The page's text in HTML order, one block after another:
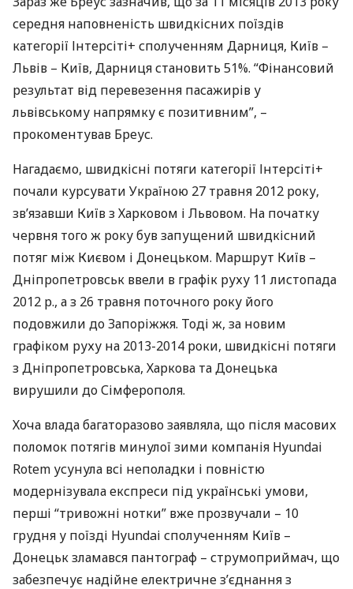
середня наповненість швидкісних поїздів
категорії Інтерсіті+ сполученням Дарниця, Київ –
Львів – Київ, Дарниця становить 51%. “Фінансовий
результат від перевезення пасажирів у
львівському напрямку є позитивним”, –
прокоментував Бреус.
Нагадаємо, швидкісні потяги категорії Інтерсіті+
почали курсувати Україною 27 травня 2012 року,
зв’язавши Київ з Харковом і Львовом. На початку
червня того ж року був запущений швидкісний
потяг між Києвом і Донецьком. Маршрут Київ –
Дніпропетровськ ввели в графік руху 11 листопада
2012 р., а з 26 травня поточного року його
подовжили до Запоріжжя. Тоді ж, за новим
графіком руху на 2013-2014 роки, швидкісні потяги
з Дніпропетровська, Харкова та Донецька
вирушили до Сімферополя.
Хоча влада багаторазово заявляла, що після масових
поломок потягів минулої зими компанія Hyundai
Rotem усунула всі неполадки і повністю
модернізувала експреси під українські умови,
перші “тривожні нотки” вже прозвучали – 10
грудня у поїзді Hyundai сполученням Київ –
Донецьк зламався пантограф – струмоприймач, що
забезпечує надійне електричне з’єднання з